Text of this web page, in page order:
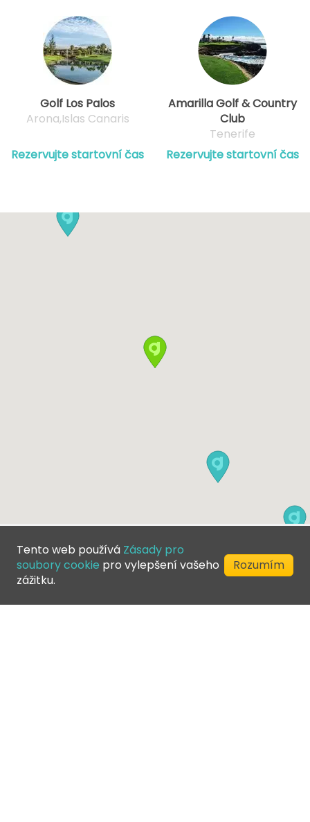
Golf Los Palos
Arona,Islas Canaris
Rezervujte startovní čas
Amarilla Golf & Country
Club
Tenerife
Rezervujte startovní čas
Všechna práva vyhrazena
Tento web používá Zásady pro
soubory cookie pro vylepšení vašeho
zážitku.
Rozumím